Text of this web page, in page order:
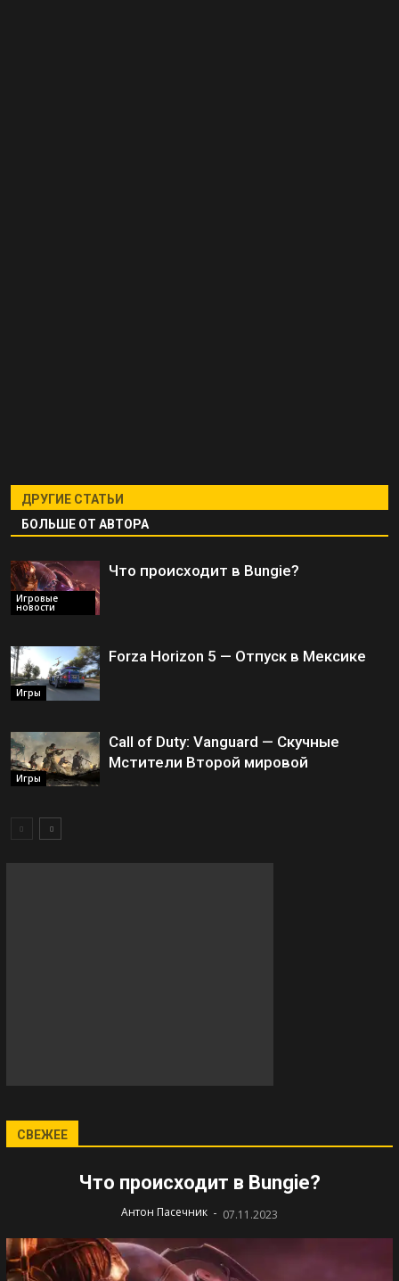
ДРУГИЕ СТАТЬИ
БОЛЬШЕ ОТ АВТОРА
Игровые
новости
Что происходит в Bungie?
Игры
Forza Horizon 5 — Отпуск в Мексике
Игры
Call of Duty: Vanguard — Скучные
Мстители Второй мировой
СВЕЖЕЕ
Что происходит в Bungie?
Антон Пасечник - 07.11.2023